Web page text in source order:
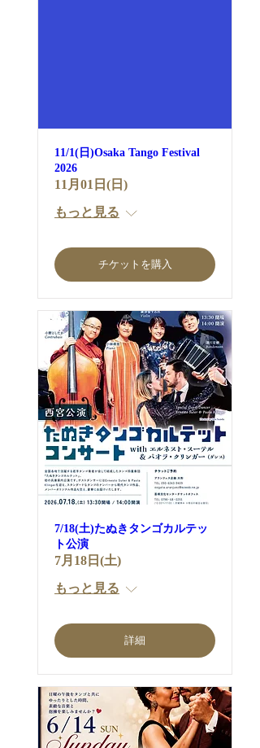
11/1(日)Osaka Tango Festival
2026
11月01日(日)
もっと見る
チケットを購入
7/18(土)たぬきタンゴカルテッ
ト公演
7月18日(土)
もっと見る
詳細